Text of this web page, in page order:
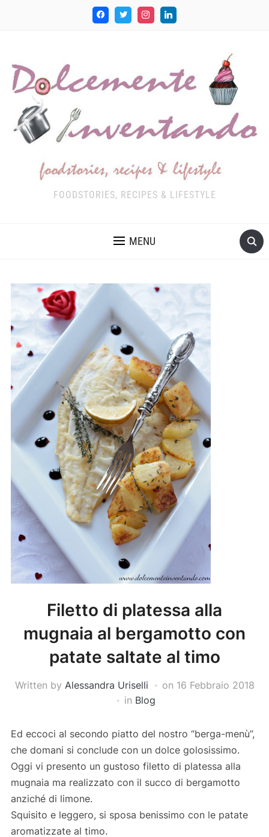
FOODSTORIES, RECIPES & LIFESTYLE
MENU
Filetto di platessa alla
mugnaia al bergamotto con
patate saltate al timo
Written by Alessandra Uriselli on 16 Febbraio 2018
in Blog
Ed eccoci al secondo piatto del nostro “berga-menù”,
che domani si conclude con un dolce golosissimo.
Oggi vi presento un gustoso filetto di platessa alla
mugnaia ma realizzato con il succo di bergamotto
anziché di limone.
Squisito e leggero, si sposa benissimo con le patate
aromatizzate al timo.